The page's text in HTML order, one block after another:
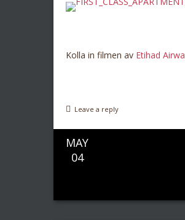
Kolla in filmen av Etihad
Leave a reply
MAY
04